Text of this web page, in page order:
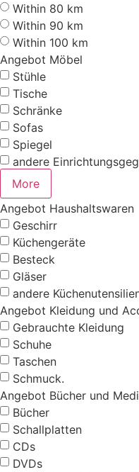
Within 80 km
Within 90 km
Within 100 km
Angebot Möbel
Stühle
Tische
Schränke
Sofas
Spiegel
andere
More
Angebot Haushaltswaren
Geschirr
Küchengeräte
Besteck
Gläser
andere
Angebot Kleidung und
Gebrauchte Kleidung
Schuhe
Taschen
Schmuck.
Angebot Bücher und
Bücher
Schallplatten
CDs
DVDs